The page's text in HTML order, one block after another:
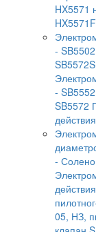
HX5571
-
-
SB5572
-
действия
05, НЗ,